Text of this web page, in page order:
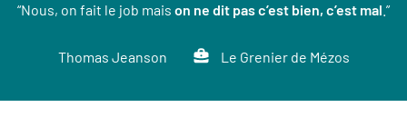
“Nous, on fait le job mais on ne dit pas c’est bien, c’est mal ”
Thomas Jeanson Le Grenier de Mézos